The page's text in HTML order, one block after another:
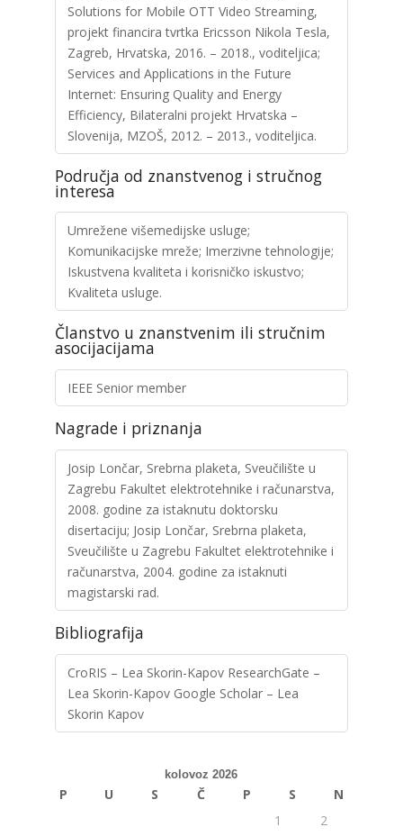
Solutions for Mobile OTT Video Streaming,
projekt financira tvrtka Ericsson Nikola Tesla,
Zagreb, Hrvatska, 2016. – 2018., voditeljica;
Services and Applications in the Future
Internet: Ensuring Quality and Energy
Efficiency, Bilateralni projekt Hrvatska –
Slovenija, MZOŠ, 2012. – 2013., voditeljica.
Područja od znanstvenog i stručnog
interesa
Umrežene višemedijske usluge;
Komunikacijske mreže; Imerzivne tehnologije;
Iskustvena kvaliteta i korisničko iskustvo;
Kvaliteta usluge.
Članstvo u znanstvenim ili stručnim
asocijacijama
IEEE Senior member
Nagrade i priznanja
Josip Lončar, Srebrna plaketa, Sveučilište u
Zagrebu Fakultet elektrotehnike i računarstva,
2008. godine za istaknutu doktorsku
disertaciju; Josip Lončar, Srebrna plaketa,
Sveučilište u Zagrebu Fakultet elektrotehnike i
računarstva, 2004. godine za istaknuti
magistarski rad.
Bibliografija
CroRIS – Lea Skorin-Kapov ResearchGate –
Lea Skorin-Kapov Google Scholar – Lea
Skorin Kapov
kolovoz 2026
P U S Č P S
N
1
2